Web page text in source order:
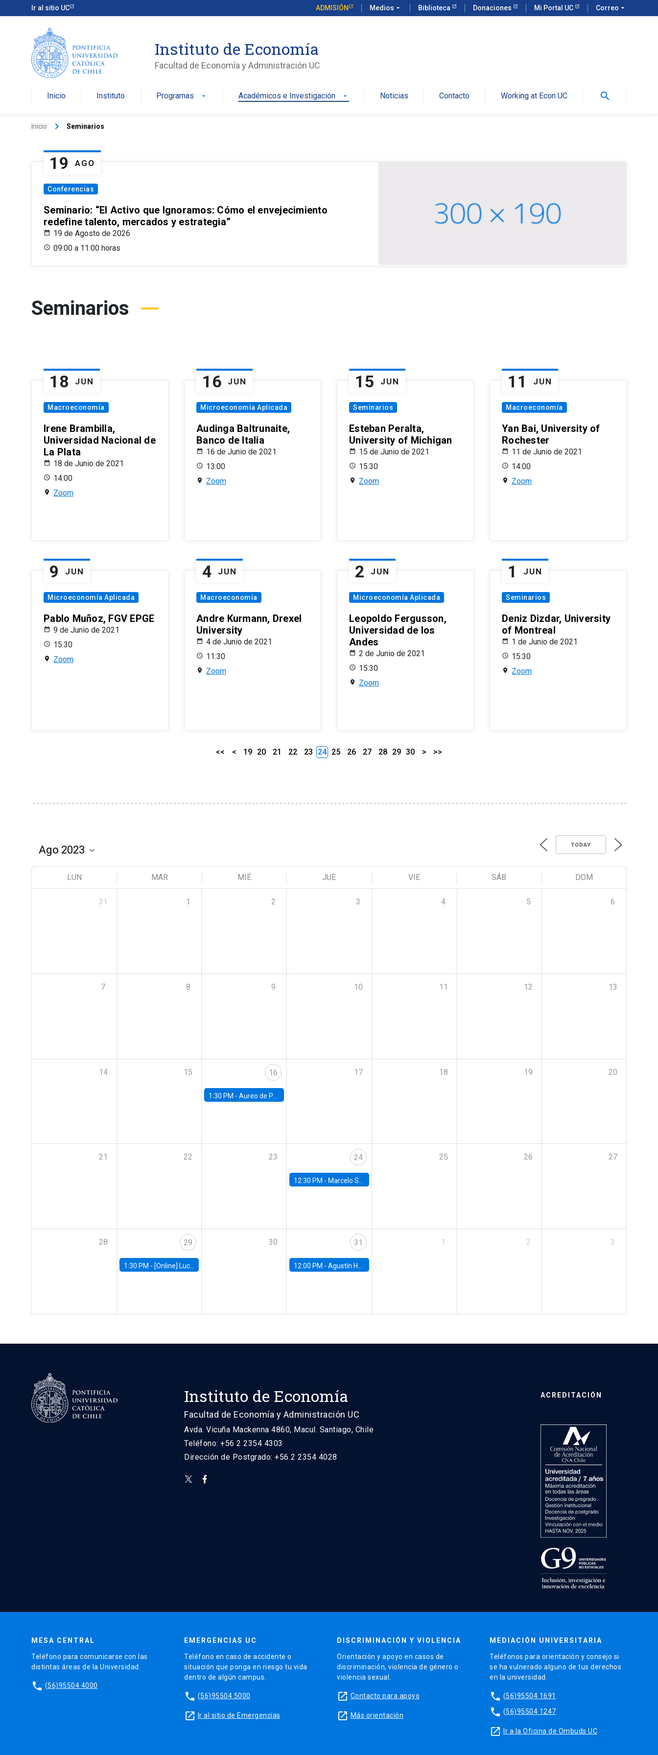
Ir al sitio UC ADMISIÓN Medios arrow_drop_down Biblioteca Donaciones Mi Portal UC Correo arrow_drop_down
Instituto de Economía
Facultad de Economía y Administración UC
Inicio Instituto Programas arrow_drop_down Académicos e Investigación arrow_drop_down Noticias Contacto Working at Econ UC search
Inicio keyboard_arrow_right Seminarios
19 AGO
Conferencias
Seminario: “El Activo que Ignoramos: Cómo el envejecimiento
redefine talento, mercados y estrategia”
19 de Agosto de 2026
09:00 a 11:00 horas
Seminarios
18 JUN
Macroeconomía
Irene Brambilla,
Universidad Nacional de
La Plata
18 de Junio de 2021
14:00
Zoom
16 JUN
Microeconomía Aplicada
Audinga Baltrunaite,
Banco de Italia
16 de Junio de 2021
13:00
Zoom
15 JUN
Seminarios
Esteban Peralta,
University of Michigan
15 de Junio de 2021
15:30
Zoom
11 JUN
Macroeconomía
Yan Bai, University of
Rochester
11 de Junio de 2021
14:00
Zoom
9 JUN
Microeconomía Aplicada
Pablo Muñoz, FGV EPGE
9 de Junio de 2021
15:30
Zoom
4 JUN
Macroeconomía
Andre Kurmann, Drexel
University
4 de Junio de 2021
11:30
Zoom
2 JUN
Microeconomía Aplicada
Leopoldo Fergusson,
Universidad de los
Andes
2 de Junio de 2021
15:30
Zoom
1 JUN
Seminarios
Deniz Dizdar, University
of Montreal
1 de Junio de 2021
15:30
Zoom
<< < 19 20 21 22 23 24 25 26 27 28 29 30 > >>
TODAY
LUN MAR MIÉ JUE VIE SÁB DOM
31 1 2 3 4 5 6
7 8 9 10 11 12 13
14 15 16
1:30 PM -Aureo de Paula, UCL
17 18 19 20
21 22 23 24
12:30 PM - Marcelo Sant'Anna, FGV - EPGE
25 26 27
28 29
1:30 PM - [Online] Luciana Juvenal, International Monetary Fund (IMF)
30 31
12:00 PM -Agustín Hurtado, University of Maryland
1 2 3
Instituto de Economía
Facultad de Economía y Administración UC
Avda. Vicuña Mackenna 4860, Macul. Santiago, Chile
Teléfono: +56 2 2354 4303
Dirección de Postgrado: +56 2 2354 4028
ACREDITACIÓN
MESA CENTRAL
Teléfono para comunicarse con las
distintas áreas de la Universidad.
phone (56)95504 4000
EMERGENCIAS UC
Teléfono en caso de accidente o
situación que ponga en riesgo tu vida
dentro de algún campus.
phone (56)95504 5000
launch Ir al sitio de Emergencias
DISCRIMINACIÓN Y VIOLENCIA
Orientación y apoyo en casos de
discriminación, violencia de género o
violencia sexual.
launch Contacto para apoyo
launch Más orientación
MEDIACIÓN UNIVERSITARIA
Teléfonos para orientación y consejo si
se ha vulnerado alguno de tus derechos
en la universidad.
phone (56)95504 1691
phone (56)95504 1247
launch Ir a la Oficina de Ombuds UC